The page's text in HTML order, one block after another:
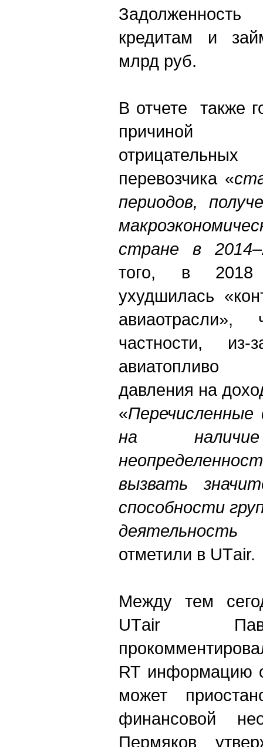
кредитам и
млрд руб.
В отчете также
причиной
перевозчика «
периодов,
стране в
того, в 2018
ухудшилась
частности,
авиатопливо
давления на
«
на наличие
вызвать
способности
деятельность
отметили в UТair.
Между тем
UТair
RT информацию
может
финансовой
Пермяков